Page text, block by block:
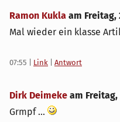
Ramon Kukla am Freitag,
Mal wieder ein klasse
07:55 Link Antwort
Dirk Deimeke am Freitag,
Grmpf ...